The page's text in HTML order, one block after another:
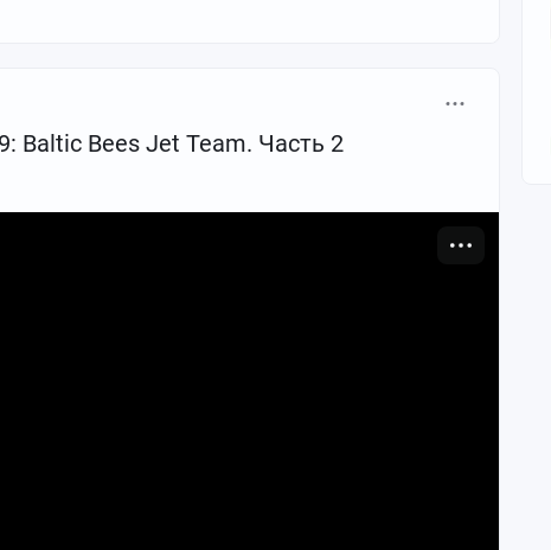
Baltic Bees Jet Team. Часть 2